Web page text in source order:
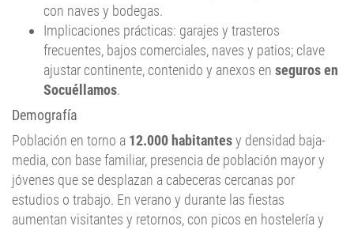
con naves y bodegas.
Implicaciones prácticas: garajes y trasteros
frecuentes, bajos comerciales, naves y patios; clave
ajustar continente, contenido y anexos en seguros en
Socuéllamos.
Demografía
Población en torno a 12.000 habitantesy densidad baja-
media, con base familiar, presencia de población mayor y
jóvenes que se desplazan a cabeceras cercanas por
estudios o trabajo. En verano y durante las fiestas
aumentan visitantes y retornos, con picos en hostelería y